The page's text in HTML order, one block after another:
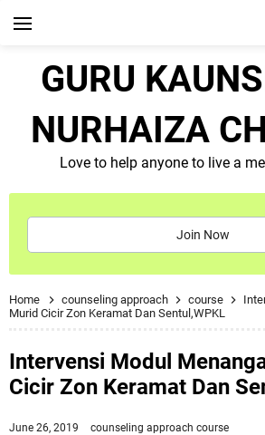
GURU
NURHAIZA
Love to help anyone to live a
Join Now
Home counseling approach course
Murid Cicir Zon Keramat Dan Sentul,WPKL
Intervensi Modul
Cicir Zon Keramat Dan
June 26, 2019 counseling approach course